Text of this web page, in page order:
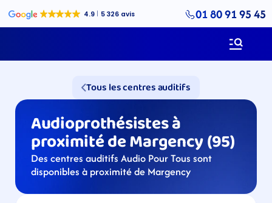
01 80 91 95 45
Tous les centres auditifs
Audioprothésistes à
proximité de Margency (95)
Des centres auditifs Audio Pour Tous sont
disponibles à proximité de Margency